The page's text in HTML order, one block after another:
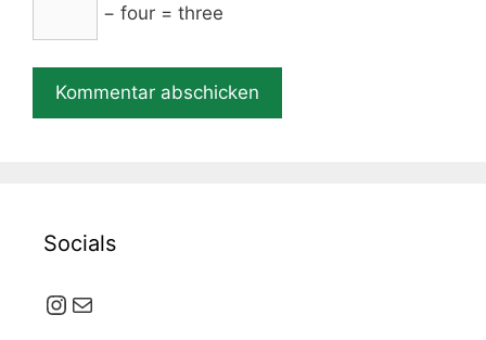
− four = three
Socials
Instagram
E-Mail